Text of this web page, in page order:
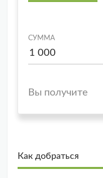
СУММА
Вы получите
Как добраться